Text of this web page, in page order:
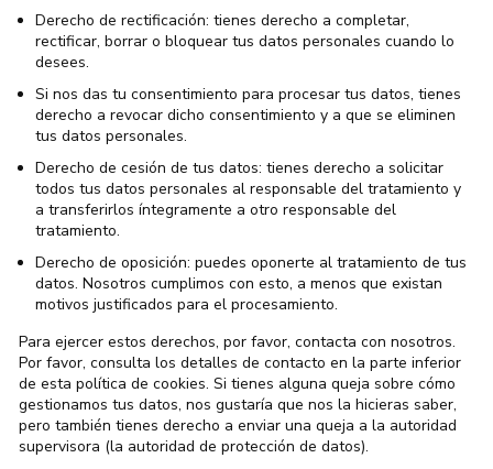
Derecho de rectificación: tienes derecho a completar,
rectificar, borrar o bloquear tus datos personales cuando lo
desees.
Si nos das tu consentimiento para procesar tus datos, tienes
derecho a revocar dicho consentimiento y a que se eliminen
tus datos personales.
Derecho de cesión de tus datos: tienes derecho a solicitar
todos tus datos personales al responsable del tratamiento y
a transferirlos íntegramente a otro responsable del
tratamiento.
Derecho de oposición: puedes oponerte al tratamiento de tus
datos. Nosotros cumplimos con esto, a menos que existan
motivos justificados para el procesamiento.
Para ejercer estos derechos, por favor, contacta con nosotros.
Por favor, consulta los detalles de contacto en la parte inferior
de esta política de cookies. Si tienes alguna queja sobre cómo
gestionamos tus datos, nos gustaría que nos la hicieras saber,
pero también tienes derecho a enviar una queja a la autoridad
supervisora (la autoridad de protección de datos).